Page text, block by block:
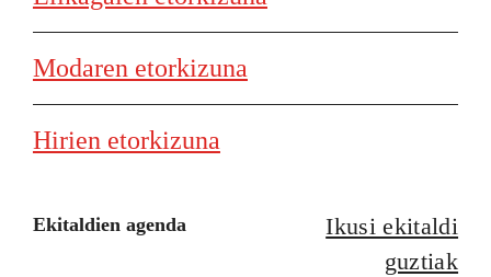
Modaren etorkizuna
Hirien etorkizuna
Ekitaldien agenda
Ikusi ekitaldi
guztiak